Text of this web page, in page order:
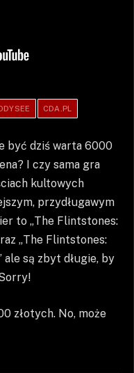
CDA.PL
być dziś warta 6000
I czy sama gra
kultowych
przydługawym
to „The Flintstones:
„The Flintstones:
ale są zbyt długie, by
złotych. No, może